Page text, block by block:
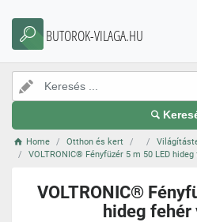
BUTOROK-VILAGA.HU
Home Otthon és kert
VOLTRONIC® Fényfüzér 5 m 50 LED
VOLTRONIC®
hideg fehér